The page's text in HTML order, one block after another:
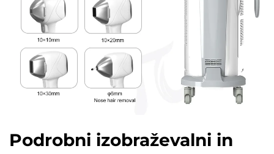
Podrobni izobraževalni in